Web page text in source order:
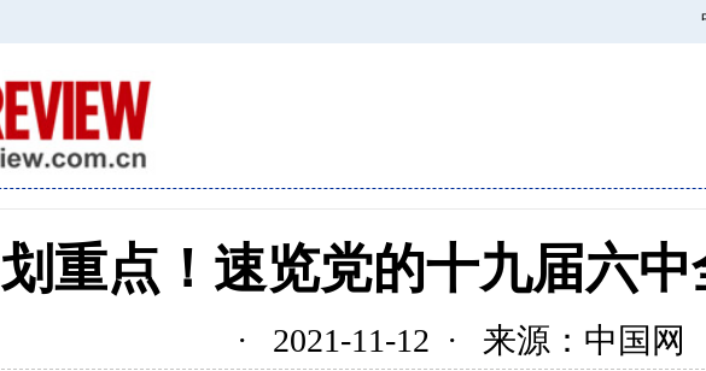
划重点！速览党的十九届六
· 2021-11-12 · 来源：中国网